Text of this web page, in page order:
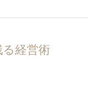
経営術